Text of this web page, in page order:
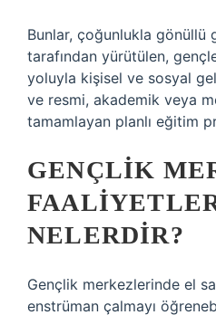
Bunlar, çoğunlukla gönüllü
tarafından yürütülen,
yoluyla kişisel ve sosyal
ve resmi, akademik veya
tamamlayan planlı eğitim
GENÇLIK
NELERDIR?
Gençlik merkezlerinde el
enstrüman çalmayı